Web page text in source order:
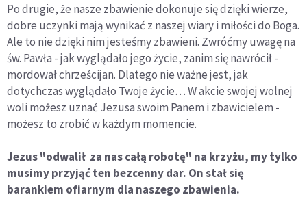
Po drugie, że nasze zbawienie dokonuje się dzięki wierze,
dobre uczynki mają wynikać z naszej wiary i miłości do Boga.
Ale to nie dzięki nim jesteśmy zbawieni. Zwróćmy uwagę na
św. Pawła - jak wyglądało jego życie, zanim się nawrócił -
mordował chrześcijan. Dlatego nie ważne jest, jak
dotychczas wyglądało Twoje życie… W akcie swojej wolnej
woli możesz uznać Jezusa swoim Panem i zbawicielem -
możesz to zrobić w każdym momencie.
Jezus "odwalił za nas całą robotę" na krzyżu, my tylko
musimy przyjąć ten bezcenny dar. On stał się
barankiem ofiarnym dla naszego zbawienia.